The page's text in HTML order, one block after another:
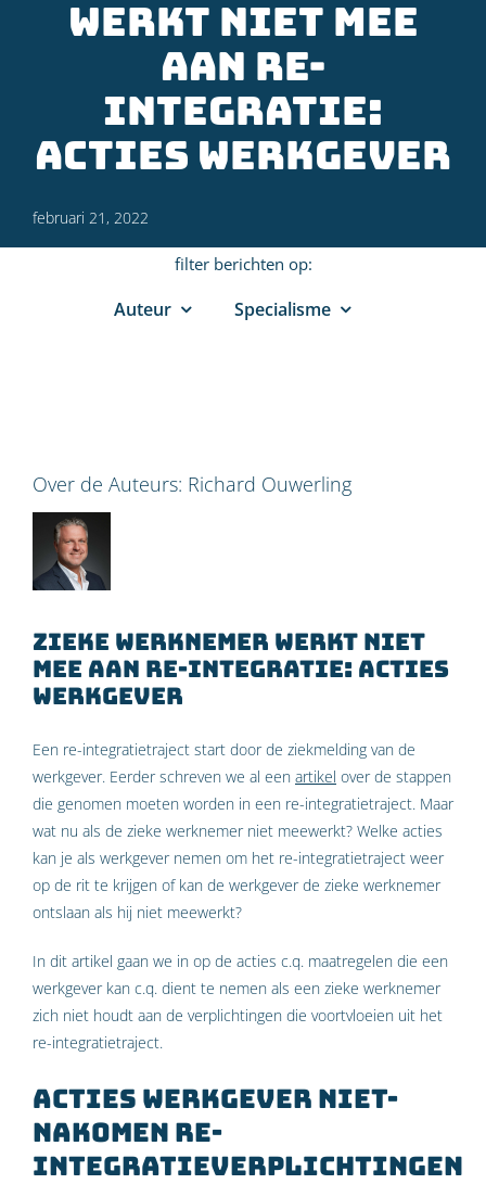
werkt niet mee
aan re-
integratie:
acties werkgever
februari 21, 2022
filter berichten op:
Auteur Specialisme
Over de Auteurs: Richard Ouwerling
Zieke werknemer werkt niet
mee aan re-integratie: acties
werkgever
Een re-integratietraject start door de ziekmelding van de
werkgever. Eerder schreven we al een artikel over de stappen
die genomen moeten worden in een re-integratietraject. Maar
wat nu als de zieke werknemer niet meewerkt? Welke acties
kan je als werkgever nemen om het re-integratietraject weer
op de rit te krijgen of kan de werkgever de zieke werknemer
ontslaan als hij niet meewerkt?
In dit artikel gaan we in op de acties c.q. maatregelen die een
werkgever kan c.q. dient te nemen als een zieke werknemer
zich niet houdt aan de verplichtingen die voortvloeien uit het
re-integratietraject.
Acties werkgever niet-
nakomen re-
integratieverplichtingen